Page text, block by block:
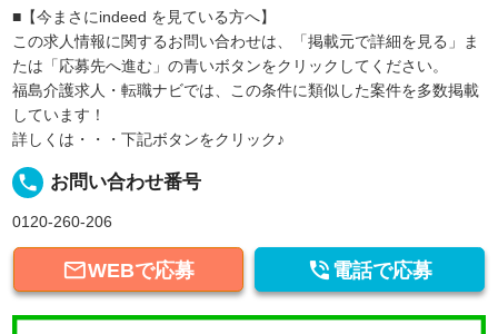
■【今まさにindeed を見ている方へ】
この求人情報に関するお問い合わせは、「掲載元で詳細を見る」ま
たは「応募先へ進む」の青いボタンをクリックしてください。
福島介護求人・転職ナビでは、この条件に類似した案件を多数掲載
しています！
詳しくは・・・下記ボタンをクリック♪
local_phone お問い合わせ番号
0120-260-206
WEBで応募  電話で応募